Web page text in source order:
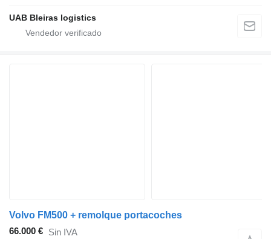
UAB Bleiras logistics
Volvo FM500 + remolque portacoches
66.000 € Sin IVA